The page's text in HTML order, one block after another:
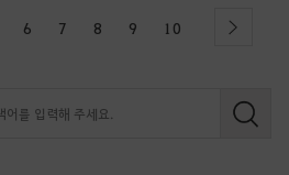
6 7 8 9 10 next
검